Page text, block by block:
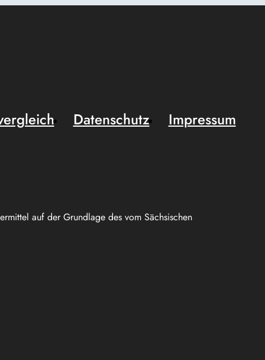
auf der Grundlage des vom Sächsischen
Datenschutz
Impressum